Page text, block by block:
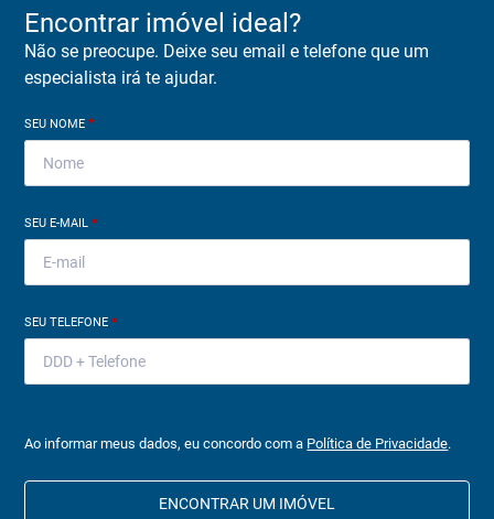
Encontrar imóvel ideal?
Não se preocupe. Deixe seu email e telefone que um
especialista irá te ajudar.
SEU NOME*
SEU E-MAIL*
SEU TELEFONE*
Ao informar meus dados, eu concordo com a Política de Privacidade.
ENCONTRAR UM IMÓVEL